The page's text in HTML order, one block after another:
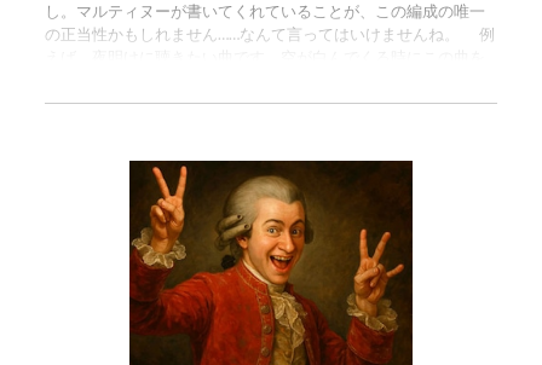
し。マルティヌーが書いてくれていることが、この編成の唯一
の正当性かもしれません……なんて言ってはいけませんね。 例
が。 ブログへのリンク https://moriryohei.com/2026/04/04/85
ZIPファイルをダウンロードできます。 ・スコア譜 41ページ
・パート譜（オーボエ） 9ページ ・パート譜（ヴァイオリ
ン） 11ページ ・パート譜（チェロ） 12ページ